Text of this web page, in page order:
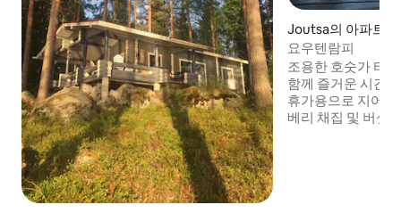
Joutsa의 아파트
요우텐람피
조용한 호숫가 타
함께 즐거운 시간
휴가용으로 지어졌습니다. 아
베리 채집 및 버섯